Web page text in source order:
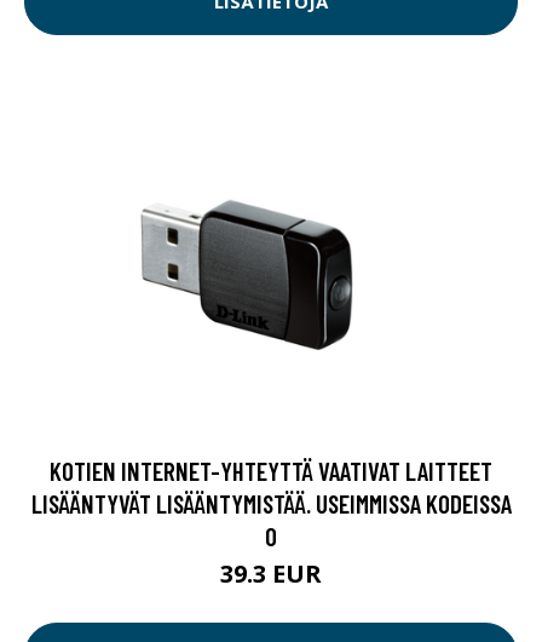
KOTIEN INTERNET-YHTEYTTÄ VAATIVAT LAITTEET
LISÄÄNTYVÄT LISÄÄNTYMISTÄÄ. USEIMMISSA KODEISSA
O
39.3 EUR